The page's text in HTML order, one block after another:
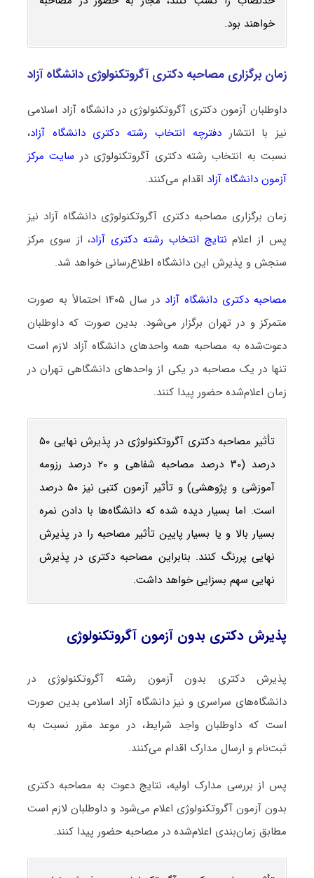
خواهند بود.
زمان برگزاری مصاحبه دکتری آگروتکنولوژی دانشگاه آزاد
داوطلبان آزمون دکتری آگروتکنولوژی در دانشگاه آزاد اسلامی
نیز با انتشاردفترچه انتخاب رشته دکتری دانشگاه آزاد،
نسبت به انتخاب رشته دکتری آگروتکنولوژی در سایت مرکز
آزمون دانشگاه آزاد اقدام می‌کنند.
زمان برگزاری مصاحبه دکتری آگروتکنولوژی دانشگاه آزاد نیز
پس از اعلام نتایج انتخاب رشته دکتری آزاد، از سوی مرکز
سنجش و پذیرش این دانشگاه اطلاع‌رسانی خواهد شد.
مصاحبه دکتری دانشگاه آزاد
در سال ۱۴۰۵ احتمالاً به صورت
متمرکز و در تهران برگزار می‌شود. بدین صورت که داوطلبان
دعوت‌شده به مصاحبه همه واحدهای دانشگاه آزاد لازم است
تنها در یک مصاحبه در یکی از واحدهای دانشگاهی تهران در
زمان اعلام‌شده حضور پیدا کنند.
تأثیر مصاحبه دکتری آگروتکنولوژی در پذیرش نهایی ۵۰
درصد (۳۰ درصد مصاحبه شفاهی و ۲۰ درصد رزومه
آموزشی و پژوهشی) و تأثیر آزمون کتبی نیز ۵۰ درصد
است. اما بسیار دیده شده که دانشگاه‌ها با دادن نمره
بسیار بالا و یا بسیار پایین تأثیر مصاحبه را در پذیرش
نهایی پررنگ کنند. بنابراین مصاحبه دکتری در پذیرش
نهایی سهم بسزایی خواهد داشت.
پذیرش دکتری بدون آزمون آگروتکنولوژی
پذیرش دکتری بدون آزمون رشته آگروتکنولوژی در
دانشگاه‌های سراسری و نیز دانشگاه آزاد اسلامی بدین صورت
است که داوطلبان واجد شرایط، در موعد مقرر نسبت به
ثبت‌نام و ارسال مدارک اقدام می‌کنند.
پس از بررسی مدارک اولیه، نتایج دعوت به مصاحبه دکتری
بدون آزمون آگروتکنولوژی اعلام می‌شود و داوطلبان لازم است
مطابق زمان‌بندی اعلام‌شده در مصاحبه حضور پیدا کنند.